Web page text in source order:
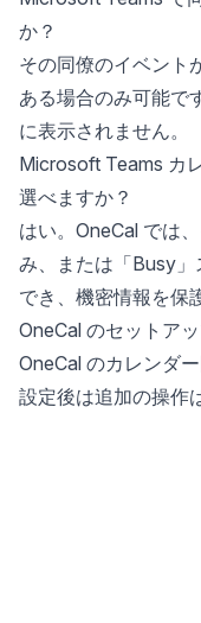
か？
その同僚のイベント
ある場合のみ可能で
に表示されません。
Microsoft Teams カ
選べますか？
はい。OneCal では
み、または「Busy
でき、機密情報を保
OneCal のセットア
OneCal のカレンダ
設定後は追加の操作